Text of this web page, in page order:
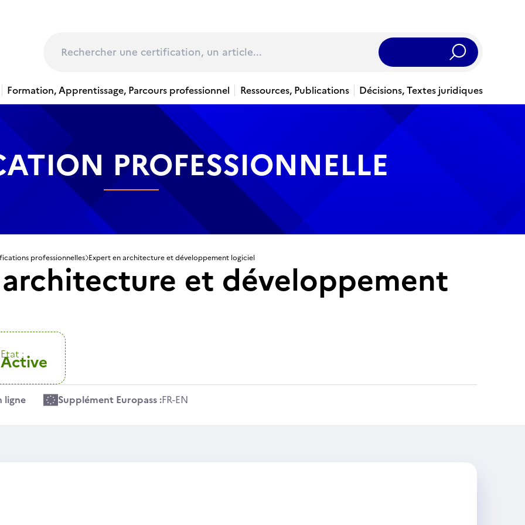
Rechercher
Formation, Apprentissage, Parcours professionnel Ressources, Publications Décisions, Textes juridiques
PROFESSIONNELLE
professionnelles Expert en architecture et développement logiciel
et développement
Etat :
Active
ligne Supplément Europass :FR-EN